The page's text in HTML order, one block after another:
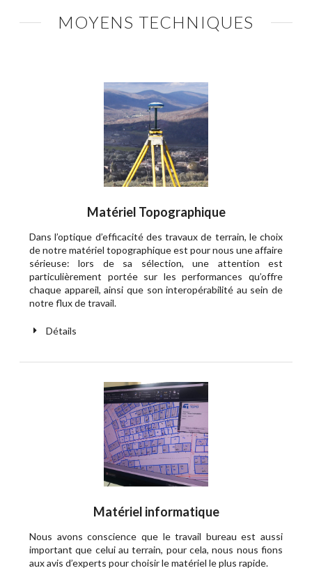
MOYENS TECHNIQUES
Matériel Topographique
Dans l’optique d’efficacité des travaux de terrain, le choix
de notre matériel topographique est pour nous une affaire
sérieuse: lors de sa sélection, une attention est
particulièrement portée sur les performances qu’offre
chaque appareil, ainsi que son interopérabilité au sein de
notre flux de travail.
Détails
Matériel informatique
Nous avons conscience que le travail bureau est aussi
important que celui au terrain, pour cela, nous nous fions
aux avis d’experts pour choisir le matériel le plus rapide.